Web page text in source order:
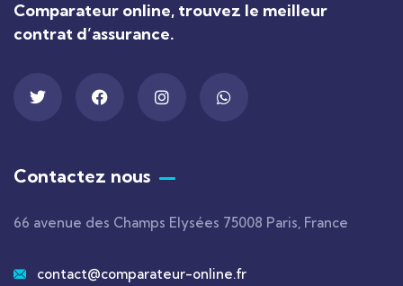
Comparateur online, trouvez le meilleur
contrat d’assurance.
Contactez nous
66 avenue des Champs Elysées 75008 Paris, France
contact@comparateur-online.fr